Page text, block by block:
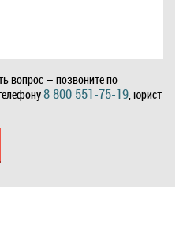
вопрос — позвоните по
8 800 551-75-19 , юрист